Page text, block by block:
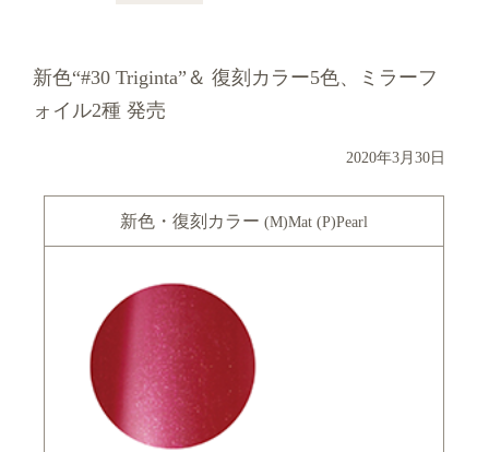
新色“#30 Triginta”＆ 復刻カラー5色、ミラーフ
ォイル2種 発売
2020年3月30日
新色・復刻カラー(M)Mat (P)Pearl